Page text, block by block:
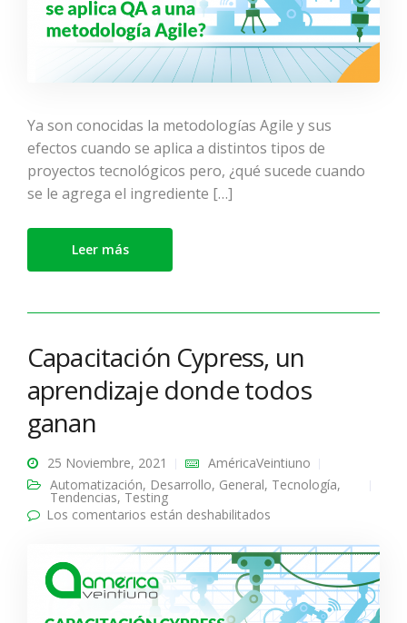
Ya son conocidas la metodologías Agile y sus
efectos cuando se aplica a distintos tipos de
proyectos tecnológicos pero, ¿qué sucede cuando
se le agrega el ingrediente […]
Leer más
Capacitación Cypress, un
aprendizaje donde todos
ganan
25 Noviembre, 2021
AméricaVeintiuno
Automatización, Desarrollo, General, Tecnología,
Tendencias, Testing
Los comentarios están deshabilitados
todos ganan